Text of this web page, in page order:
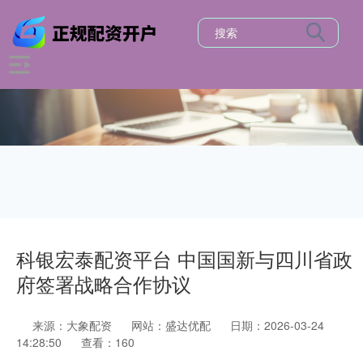
科银宏泰配资平台 中国国新与四川省政
府签署战略合作协议
来源：大象配资 网站：盛达优配
日期：2026-03-24
14:28:50
查看：160